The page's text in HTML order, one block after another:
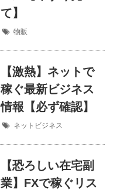
て】
物販
【激熱】ネットで
稼ぐ最新ビジネス
情報【必ず確認】
ネットビジネス
【恐ろしい在宅副
業】FXで稼ぐリス